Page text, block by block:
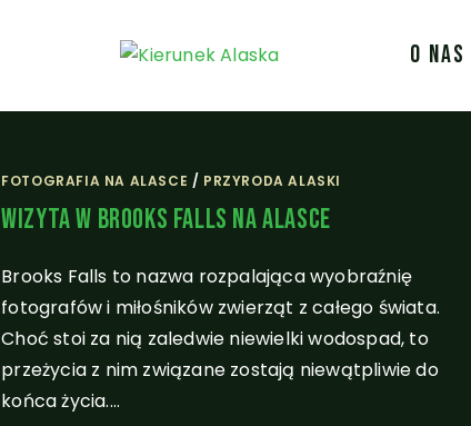
O NAS
FOTOGRAFIA NA ALASCE / PRZYRODA ALASKI
Wizyta W Brooks Falls Na Alasce
Brooks Falls to nazwa rozpalająca wyobraźnię
fotografów i miłośników zwierząt z całego świata.
Choć stoi za nią zaledwie niewielki wodospad, to
przeżycia z nim związane zostają niewątpliwie do
końca życia.…